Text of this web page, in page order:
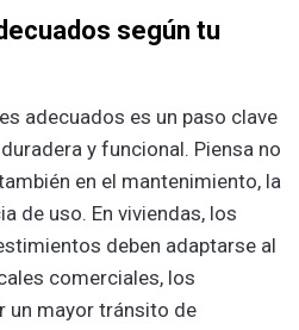
según tu
adecuados es un paso clave
y funcional. Piensa no
en el mantenimiento, la
de uso. En viviendas, los
deben adaptarse al
comerciales, los
un mayor tránsito de